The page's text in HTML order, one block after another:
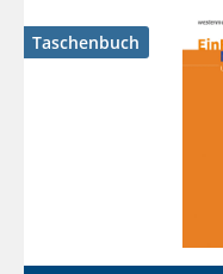
Taschenbuch